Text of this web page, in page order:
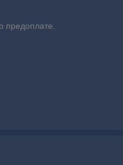
предоплате.